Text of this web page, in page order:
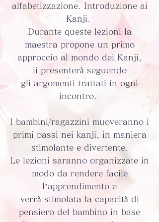
alfabetizzazione. Introduzione ai
Kanji.
Durante queste lezioni la
maestra propone un primo
approccio al mondo dei Kanji,
li presenterà seguendo
gli argomenti trattati in ogni
incontro.
I bambini/ragazzini muoveranno i
primi passi nei kanji, in maniera
stimolante e divertente.
Le lezioni saranno organizzate in
modo da rendere facile
l’apprendimento e
verrà stimolata la capacità di
pensiero del bambino in base